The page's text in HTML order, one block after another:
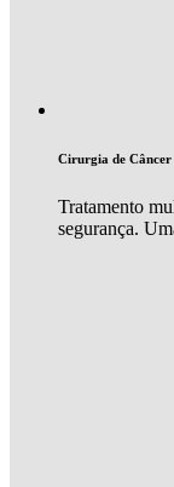
Cirurgia de Câncer
Tratamento
segurança.